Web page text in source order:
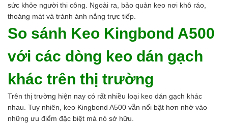
sức khỏe người thi công. Ngoài ra, bảo quản keo nơi khô ráo,
thoáng mát và tránh ánh nắng trực tiếp.
So sánh Keo Kingbond A500
với các dòng keo dán gạch
khác trên thị trường
Trên thị trường hiện nay có rất nhiều loại keo dán gạch khác
nhau. Tuy nhiên, keo Kingbond A500 vẫn nổi bật hơn nhờ vào
những ưu điểm đặc biệt mà nó sở hữu.